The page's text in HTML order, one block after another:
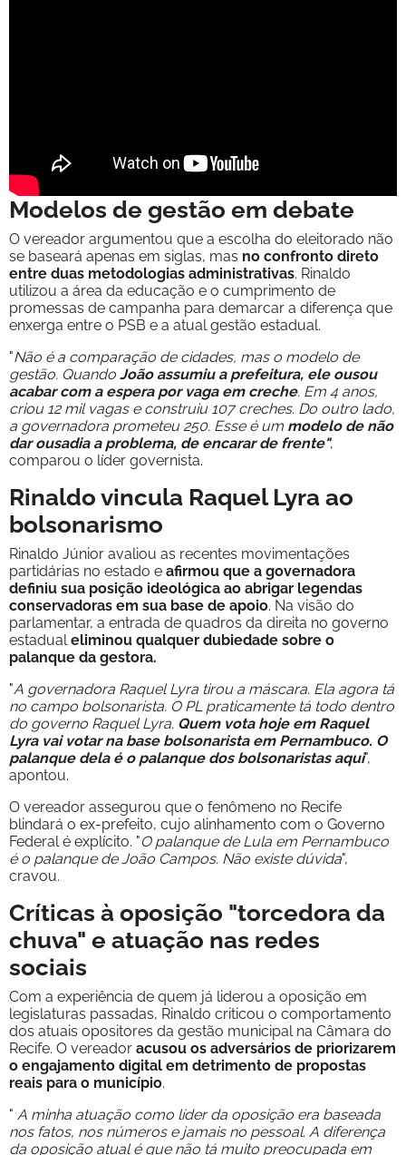
Modelos de gestão em debate
O vereador argumentou que a escolha do eleitorado não
se baseará apenas em siglas, mas no confronto direto
entre duas metodologias administrativas. Rinaldo
utilizou a área da educação e o cumprimento de
promessas de campanha para demarcar a diferença que
enxerga entre o PSB e a atual gestão estadual.
"Não é a comparação de cidades, mas o modelo de
gestão. Quando João assumiu a prefeitura, ele ousou
acabar com a espera por vaga em creche. Em 4 anos,
criou 12 mil vagas e construiu 107 creches. Do outro lado,
a governadora prometeu 250. Esse é um modelo de não
dar ousadia a problema, de encarar de frente",
comparou o líder governista.
Rinaldo vincula Raquel Lyra ao
bolsonarismo
Rinaldo Júnior avaliou as recentes movimentações
partidárias no estado e afirmou que a governadora
definiu sua posição ideológica ao abrigar legendas
conservadoras em sua base de apoio. Na visão do
parlamentar, a entrada de quadros da direita no governo
estadual eliminou qualquer dubiedade sobre o
palanque da gestora.
"A governadora Raquel Lyra tirou a máscara. Ela agora tá
no campo bolsonarista. O PL praticamente tá todo dentro
do governo Raquel Lyra. Quem vota hoje em Raquel
Lyra vai votar na base bolsonarista em Pernambuco. O
palanque dela é o palanque dos bolsonaristas aqui",
apontou.
O vereador assegurou que o fenômeno no Recife
blindará o ex-prefeito, cujo alinhamento com o Governo
Federal é explícito. "O palanque de Lula em Pernambuco
é o palanque de João Campos. Não existe dúvida",
cravou.
Críticas à oposição "torcedora da
chuva" e atuação nas redes
sociais
Com a experiência de quem já liderou a oposição em
legislaturas passadas, Rinaldo criticou o comportamento
dos atuais opositores da gestão municipal na Câmara do
Recife. O vereador acusou os adversários de priorizarem
o engajamento digital em detrimento de propostas
reais para o município.
" A minha atuação como líder da oposição era baseada
nos fatos, nos números e jamais no pessoal. A diferença
da oposição atual é que não tá muito preocupada em